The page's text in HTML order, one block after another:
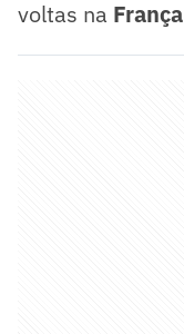
voltas na França